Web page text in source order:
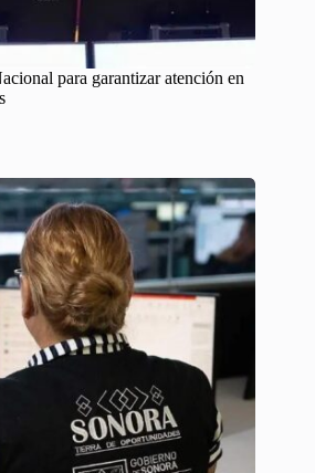
para garantizar atención en